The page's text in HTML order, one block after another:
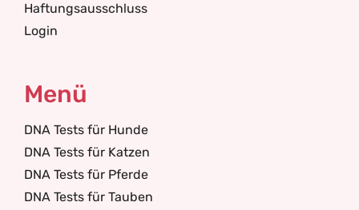
Haftungsausschluss
Login
Menü
DNA Tests für Hunde
DNA Tests für Katzen
DNA Tests für Pferde
DNA Tests für Tauben